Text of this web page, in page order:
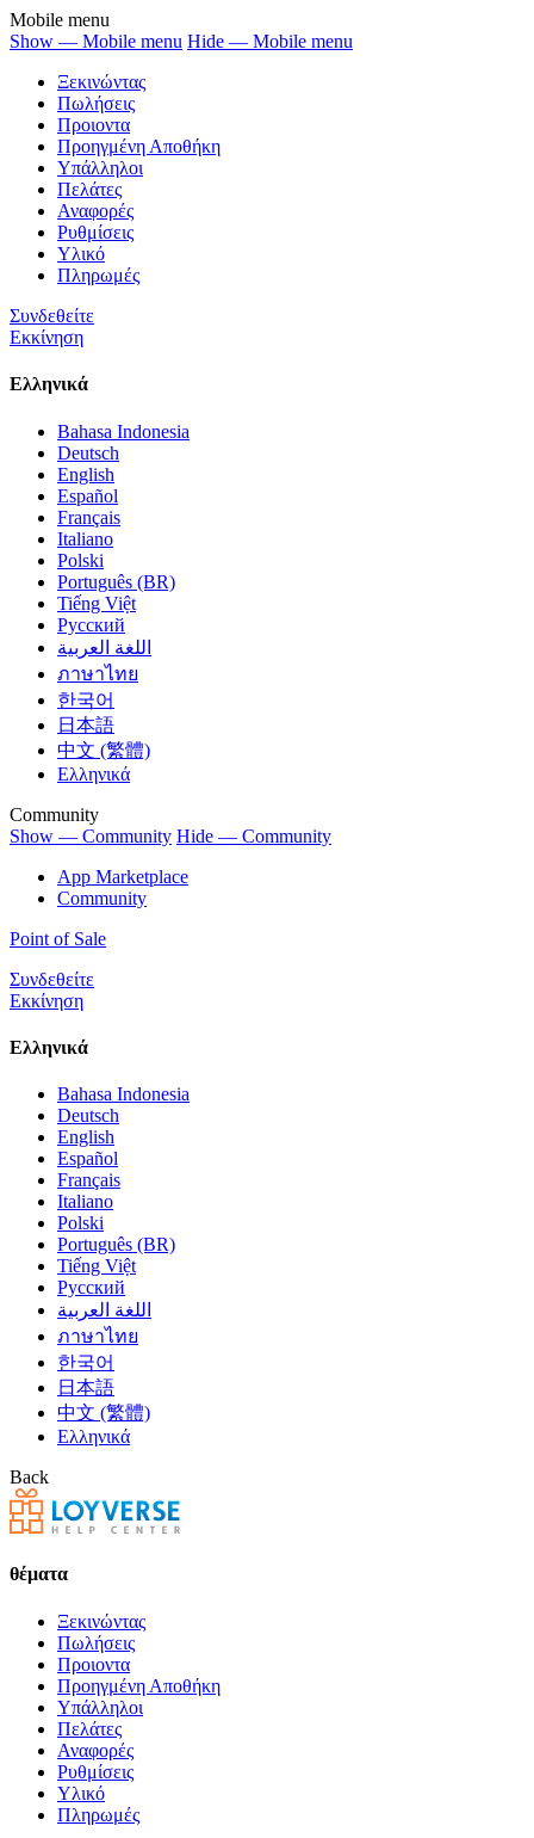
Mobile menu
Show — Mobile menu Hide — Mobile menu
Ξεκινώντας
Πωλήσεις
Προιοντα
Προηγμένη Αποθήκη
Υπάλληλοι
Πελάτες
Αναφορές
Ρυθμίσεις
Υλικό
Πληρωμές
Συνδεθείτε
Εκκίνηση
Ελληνικά
Bahasa Indonesia
Deutsch
English
Español
Français
Italiano
Polski
Português (BR)
Tiếng Việt
Русский
اللغة العربية
ภาษาไทย
한국어
日本語
中文 (繁體)
Ελληνικά
Community
Show — Community Hide — Community
App Marketplace
Community
Point of Sale
Συνδεθείτε
Εκκίνηση
Ελληνικά
Bahasa Indonesia
Deutsch
English
Español
Français
Italiano
Polski
Português (BR)
Tiếng Việt
Русский
اللغة العربية
ภาษาไทย
한국어
日本語
中文 (繁體)
Ελληνικά
Back
θέματα
Ξεκινώντας
Πωλήσεις
Προιοντα
Προηγμένη Αποθήκη
Υπάλληλοι
Πελάτες
Αναφορές
Ρυθμίσεις
Υλικό
Πληρωμές